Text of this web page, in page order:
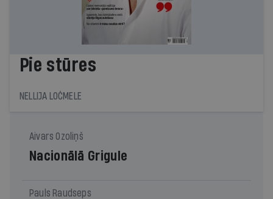
Pie stūres
NELLIJA LOČMELE
Aivars Ozoliņš
Nacionālā Grigule
Pauls Raudseps